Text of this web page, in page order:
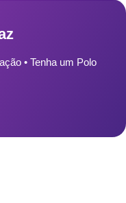
• Tenha um Polo